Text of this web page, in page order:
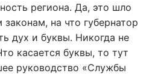
региона. Да, это шло
на что губернатор
дух и буквы. Никогда не
касается буквы, то тут
руководство «Службы